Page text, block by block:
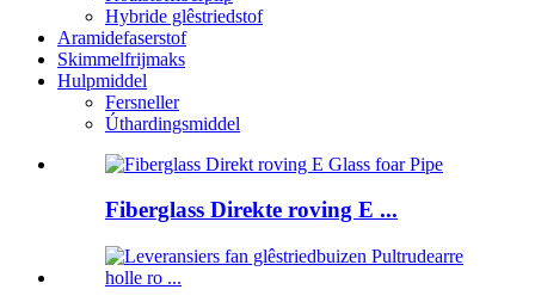
Hybride glêstriedstof
Aramidefaserstof
Skimmelfrijmaks
Hulpmiddel
Fersneller
Úthardingsmiddel
Fiberglass Direkte roving E ...